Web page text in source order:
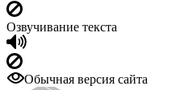
Озвучивание текста
Обычная версия сайта